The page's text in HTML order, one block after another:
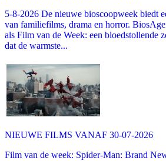
5-8-2026 De nieuwe bioscoopweek biedt
van familiefilms, drama en horror.
als Film van de Week: een bloedstollende
dat de warmste...
NIEUWE FILMS VANAF 30-07-2026
Film van de week: Spider-Man: Brand